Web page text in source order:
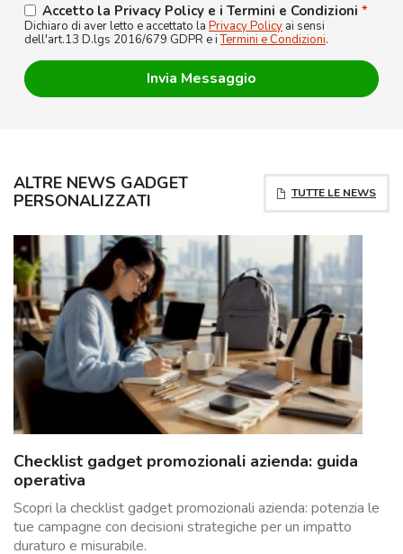
Accetto la Privacy Policy e i Termini e Condizioni *
Dichiaro di aver letto e accettato la Privacy Policy ai sensi
dell'art.13 D.lgs 2016/679 GDPR e iTermini e Condizioni.
TUTTE LE NEWS
ALTRE NEWS GADGET
PERSONALIZZATI
Checklist gadget promozionali azienda: guida
operativa
Scopri la checklist gadget promozionali azienda: potenzia le
tue campagne con decisioni strategiche per un impatto
duraturo e misurabile.